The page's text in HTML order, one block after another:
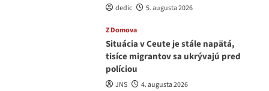
dedic 5. augusta 2026
Z Domova
Situácia v Ceute je stále napätá,
tisíce migrantov sa ukrývajú pred
políciou
JNS 4. augusta 2026